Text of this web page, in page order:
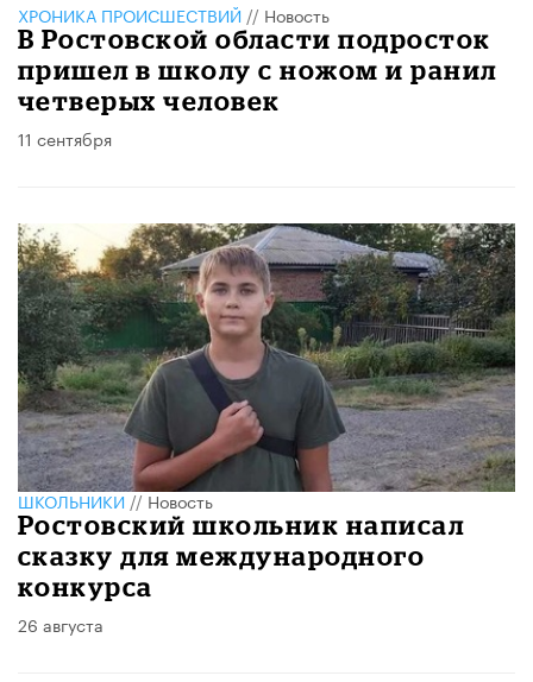
ХРОНИКА ПРОИСШЕСТВИЙ // Новость
В Ростовской области подросток
пришел в школу с ножом и ранил
четверых человек
11 сентября
ШКОЛЬНИКИ//Новость
Ростовский школьник написал
сказку для международного
конкурса
26 августа